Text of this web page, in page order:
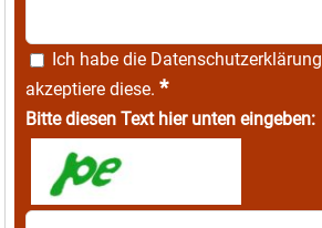
Ich habe die Datenschutzerklärung
akzeptiere diese. *
Bitte diesen Text hier unten eingeben: